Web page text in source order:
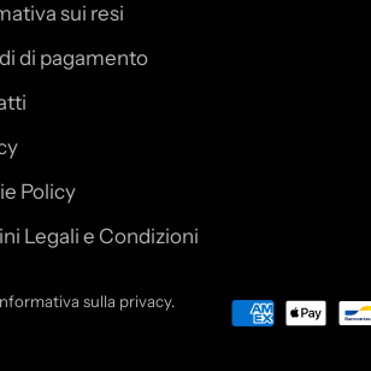
sui resi
di pagamento
Policy
Legali e Condizioni
sulla privacy.